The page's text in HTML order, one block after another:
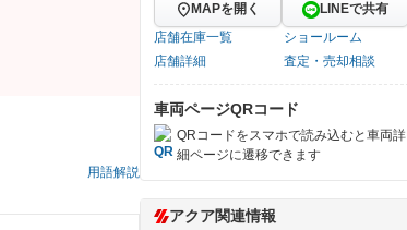
用語解説
MAPを開く
LINEで共有
店舗在庫一覧
ショールーム
店舗詳細
査定・売却相談
車両ページQRコード
QRコードをスマホで読み込むと車両詳
細ページに遷移できます
アクア関連情報